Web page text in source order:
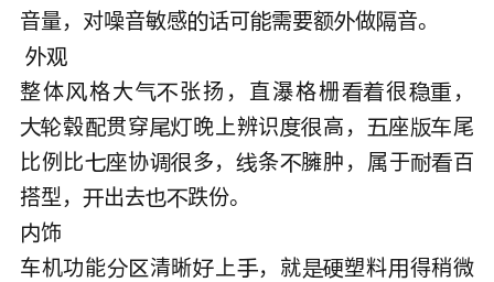
音量，对噪音敏感话可 需要额做音。﻿

整体格大张扬，直瀑格栅很 ，
毂贯穿晚上辨识高， 座尾
比例比协多，条臃肿，属于 百
搭型， 出去
饰﻿
车机功能 清晰 上，就塑料 得稍微